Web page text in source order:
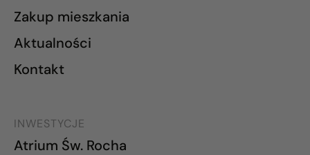
Zakup mieszkania
Aktualności
Kontakt
INWESTYCJE
Atrium Św. Rocha